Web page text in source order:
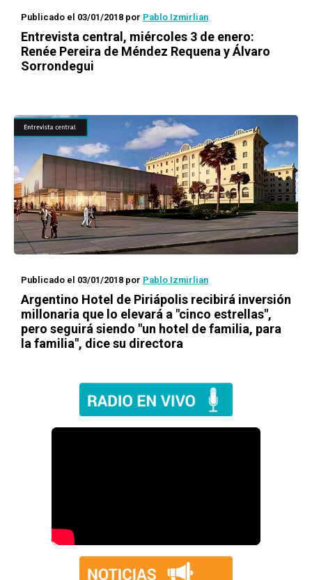
Publicado el 03/01/2018 por Pablo Izmirlian
Entrevista central, miércoles 3 de enero:
Renée Pereira de Méndez Requena y Álvaro
Sorrondegui
Publicado el 03/01/2018 por Pablo Izmirlian
Argentino Hotel de Piriápolis recibirá inversión
millonaria que lo elevará a "cinco estrellas",
pero seguirá siendo "un hotel de familia, para
la familia", dice su directora